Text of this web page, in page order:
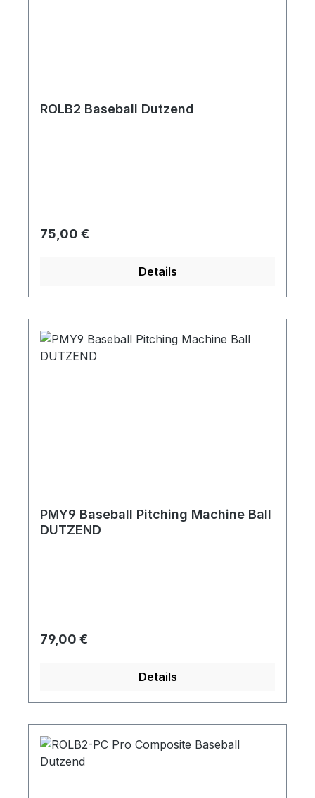
ROLB2 Baseball Dutzend
Regulärer Preis:
75,00 €
Details
PMY9 Baseball Pitching Machine Ball
DUTZEND
Regulärer Preis:
79,00 €
Details